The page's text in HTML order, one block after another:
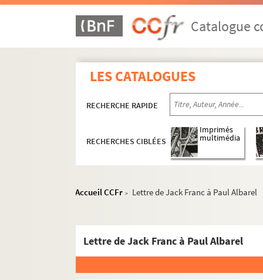
Catalogue
LES CATALOGUES
RECHERCHE RAPIDE
RECHERCHES CIBLÉES
Imprimés
multimédia
Accueil CCFr > Lettre de Jack Franc à Paul Albarel
Lettre de Jack Franc à Paul Albarel